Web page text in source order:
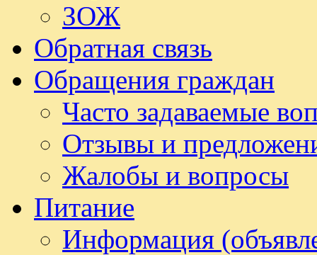
ЗОЖ
Обратная связь
Обращения граждан
Часто задаваемые
Отзывы и
Жалобы и вопросы
Питание
Информация